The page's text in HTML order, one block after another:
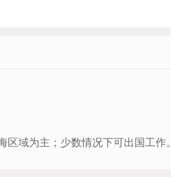
域为主；少数情况下可出国工作。